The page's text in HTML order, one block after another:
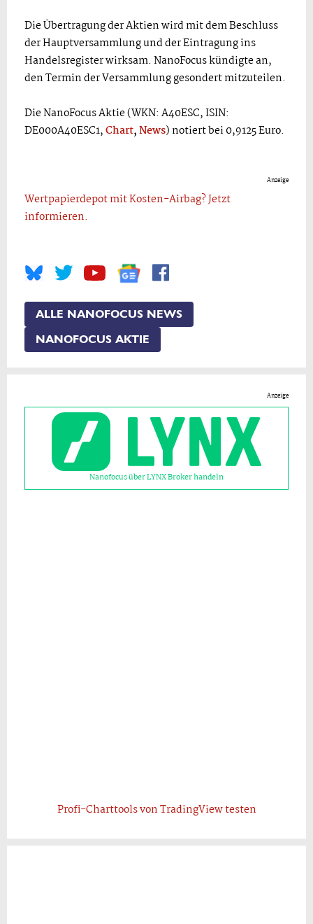
Die Übertragung der Aktien wird mit dem Beschluss
der Hauptversammlung und der Eintragung ins
Handelsregister wirksam. NanoFocus kündigte an,
den Termin der Versammlung gesondert mitzuteilen.
Die NanoFocus Aktie (WKN: A40ESC, ISIN:
DE000A40ESC1,Chart,News) notiert bei 0,9125 Euro.
Anzeige
Wertpapierdepot mit Kosten-Airbag? Jetzt
informieren.
ALLE NANOFOCUS NEWS
NANOFOCUS AKTIE
Anzeige
Nanofocus über LYNX Broker handeln
Profi-Charttools von TradingView testen